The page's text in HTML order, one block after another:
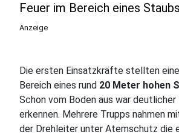
Feuer im Bereich eines
Anzeige
Die ersten Einsatzkräfte stellten
Bereich eines rund 20 Meter hohen
Schon vom Boden aus war deutlicher
erkennen. Mehrere Trupps nahmen
der Drehleiter unter Atemschutz die